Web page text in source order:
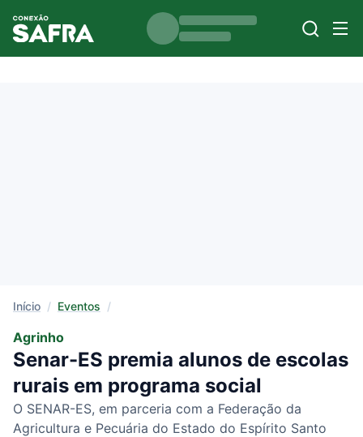
Início / Eventos /
Agrinho
Senar-ES premia alunos de escolas
rurais em programa social
O SENAR-ES, em parceria com a Federação da
Agricultura e Pecuária do Estado do Espírito Santo